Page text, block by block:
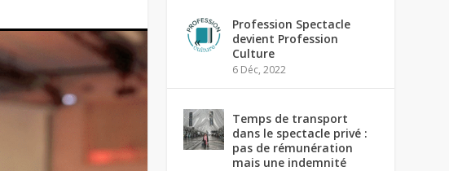
Profession Spectacle
devient Profession
Culture
6 Déc, 2022
Temps de transport
dans le spectacle privé :
pas de rémunération
mais une indemnité